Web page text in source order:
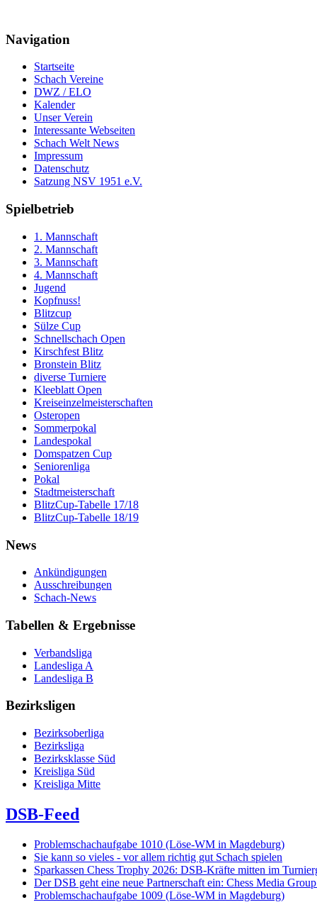
Navigation
Startseite
Schach Vereine
DWZ / ELO
Kalender
Unser Verein
Interessante Webseiten
Schach Welt News
Impressum
Datenschutz
Satzung NSV 1951 e.V.
Spielbetrieb
1. Mannschaft
2. Mannschaft
3. Mannschaft
4. Mannschaft
Jugend
Kopfnuss!
Blitzcup
Sülze Cup
Schnellschach Open
Kirschfest Blitz
Bronstein Blitz
diverse Turniere
Kleeblatt Open
Kreiseinzelmeisterschaften
Osteropen
Sommerpokal
Landespokal
Domspatzen Cup
Seniorenliga
Pokal
Stadtmeisterschaft
BlitzCup-Tabelle 17/18
BlitzCup-Tabelle 18/19
News
Ankündigungen
Ausschreibungen
Schach-News
Tabellen & Ergebnisse
Verbandsliga
Landesliga A
Landesliga B
Bezirksligen
Bezirksoberliga
Bezirksliga
Bezirksklasse Süd
Kreisliga Süd
Kreisliga Mitte
DSB-Feed
Problemschachaufgabe 1010 (Löse-WM in Magdeburg)
Sie kann so vieles - vor allem richtig gut Schach spielen
Sparkassen Chess Trophy 2026: DSB-Kräfte mitten im
Der DSB geht eine neue Partnerschaft ein: Chess Media
Problemschachaufgabe 1009 (Löse-WM in Magdeburg)